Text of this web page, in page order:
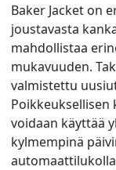
Baker Jacket on
joustavasta
mahdollistaa
mukavuuden.
valmistettu
voidaan käyttää
kylmempinä